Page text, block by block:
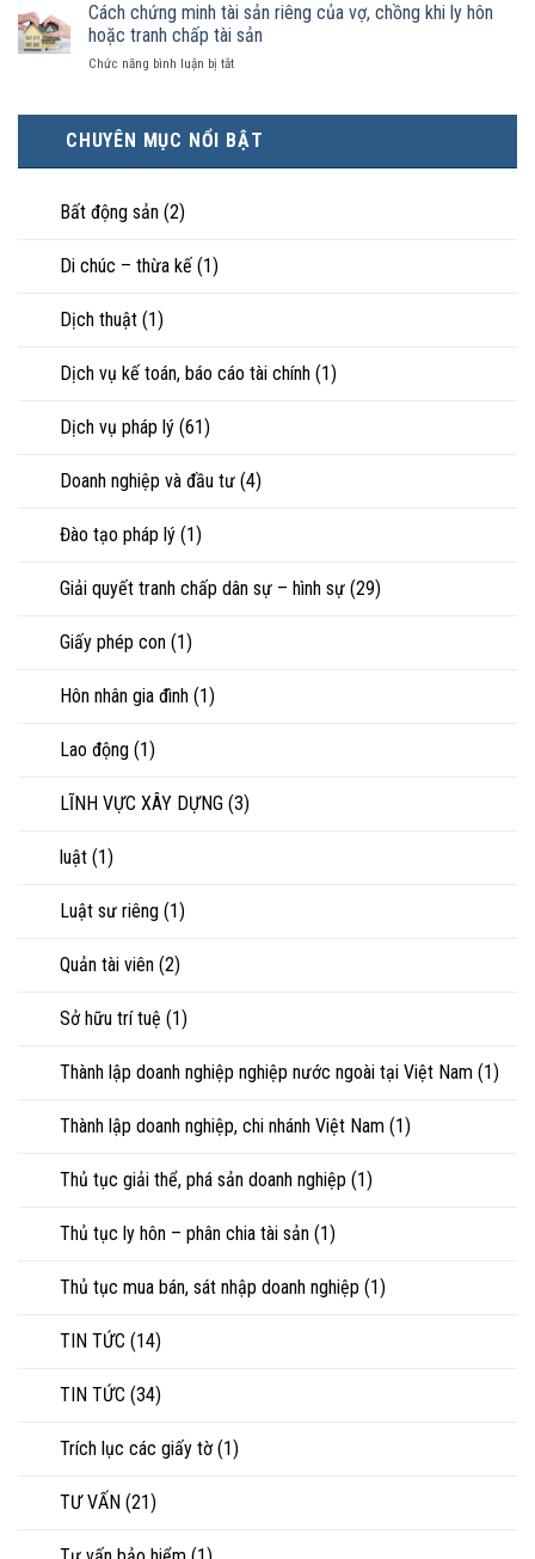
là
hôn
tài
sản
nào?
kinh
tế
hơn
trực
tiếp
nuôi
ly
hôn
khi
hôn
hạnh
phúc:
Góc
Cách chứng minh tài sản riêng của vợ, chồng khi ly hôn
hoặc tranh chấp tài sản
Chức năng bình luận bị tắtở
tài
sản
chấp
CHUYÊN MỤC NỔI BẬT
Bất động sản (2)
Di chúc – thừa kế (1)
Dịch thuật (1)
Dịch vụ kế toán, báo cáo tài chính (1)
Dịch vụ pháp lý (61)
Doanh nghiệp và đầu tư (4)
Đào tạo pháp lý (1)
Giải quyết tranh chấp dân sự – hình sự (29)
Giấy phép con (1)
Hôn nhân gia đình (1)
Lao động (1)
LĨNH VỰC XÂY DỰNG (3)
luật (1)
Luật sư riêng (1)
Quản tài viên (2)
Sở hữu trí tuệ (1)
Thành lập doanh nghiệp nghiệp nước ngoài tại Việt Nam (1)
Thành lập doanh nghiệp, chi nhánh Việt Nam (1)
Thủ tục giải thể, phá sản doanh nghiệp (1)
Thủ tục ly hôn – phân chia tài sản (1)
Thủ tục mua bán, sát nhập doanh nghiệp (1)
TIN TỨC (14)
TIN TỨC (34)
Trích lục các giấy tờ (1)
TƯ VẤN (21)